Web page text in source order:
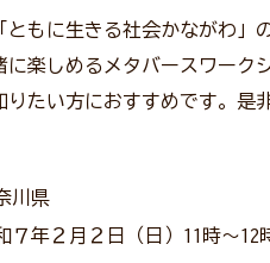
もに生きる社会かながわ」
に楽しめるメタバースワーク
りたい方におすすめです。是
川県
年２月２日（日）11時～12